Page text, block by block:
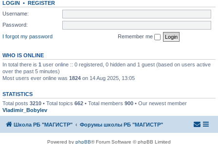
LOGIN • REGISTER
Username:
Password:
I forgot my password
Remember me
WHO IS ONLINE
In total there is 1 user online :: 0 registered, 0 hidden and 1 guest (based on users active
over the past 5 minutes)
Most users ever online was 1824 on 14 Aug 2025, 13:05
STATISTICS
Total posts 3210 • Total topics 662 • Total members 900 • Our newest member
Vladimir_Bobylev
Школа РБ "МАГИСТР" Форумы школы РБ "МАГИСТР"
Powered by phpBB® Forum Software © phpBB Limited